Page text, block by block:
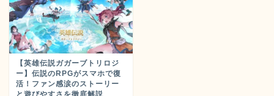
【英雄伝説ガガーブトリロジ
ー】伝説のRPGがスマホで復
活！ファン感涙のストーリー
と遊びやすさを徹底解説